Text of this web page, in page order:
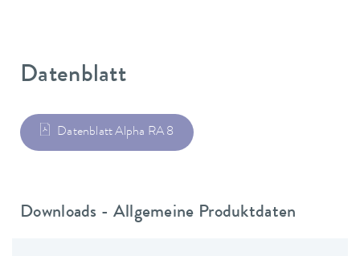
Datenblatt
Datenblatt Alpha RA 8
Downloads - Allgemeine Produktdaten